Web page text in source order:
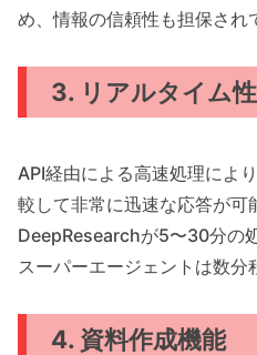
め、情報の信頼性も担保され
3. リアルタイム性
API経由による高速処理によ
較して非常に迅速な応答が
DeepResearchが5〜30分の
スーパーエージェントは数分
4. 資料作成機能